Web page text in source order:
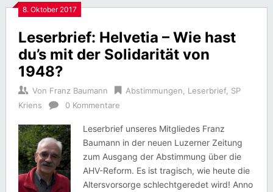
8. Oktober 2017
Leserbrief: Helvetia – Wie hast
du’s mit der Solidarität von
1948?
Von Franz Baumann Abstimmungen Leserbrief, SP
Kriens
0 Kommentare
Leserbrief unseres Mitgliedes Franz
Baumann in der neuen Luzerner Zeitung
zum Ausgang der Abstimmung über die
AHV-Reform. Es ist tragisch, wie heute die
Altersvorsorge schlechtgeredet wird! Anno